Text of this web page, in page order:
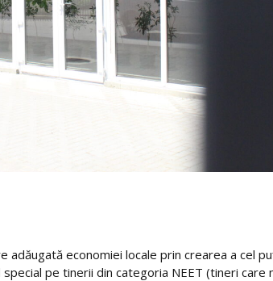
economiei locale prin crearea a cel
pe tinerii din categoria NEET (tineri care